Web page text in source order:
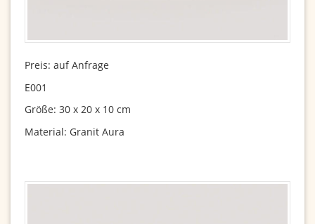
Preis: auf Anfrage
E001
Größe: 30 x 20 x 10 cm
Material: Granit Aura